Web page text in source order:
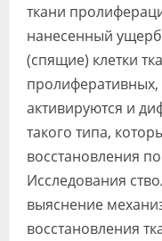
ткани
нанесенный
(спящие) клетки
пролиферативных,
активируются и
такого типа,
восстановления
Исследования
выяснение
восстановления